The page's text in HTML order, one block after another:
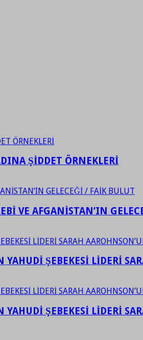
ŞİDDET ÖRNEKLERİ
VE AFGANİSTAN’IN
YAHUDİ ŞEBEKESİ LİDERİ
YAHUDİ ŞEBEKESİ LİDERİ